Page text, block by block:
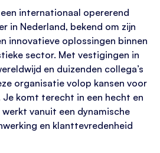
internationaal opererend
in Nederland, bekend om zijn
innovatieve oplossingen binnen
sector. Met vestigingen in
en duizenden collega’s
organisatie volop kansen voor
komt terecht in een hecht en
vanuit een dynamische
en klanttevredenheid